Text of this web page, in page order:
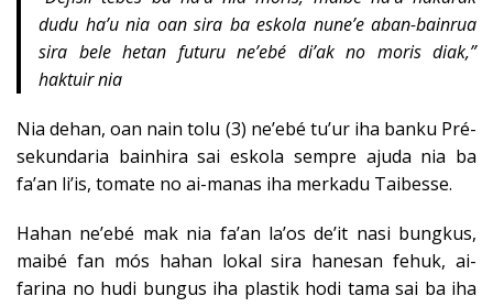
dudu ha’u nia oan sira ba eskola nune’e aban-bainrua
sira bele hetan futuru ne’ebé di’ak no moris diak,”
haktuir nia
Nia dehan, oan nain tolu (3) ne’ebé tu’ur iha banku Pré-
sekundaria bainhira sai eskola sempre ajuda nia ba
fa’an li’is, tomate no ai-manas iha merkadu Taibesse.
Hahan ne’ebé mak nia fa’an la’os de’it nasi bungkus,
maibé fan mós hahan lokal sira hanesan fehuk, ai-
farina no hudi bungus iha plastik hodi tama sai ba iha